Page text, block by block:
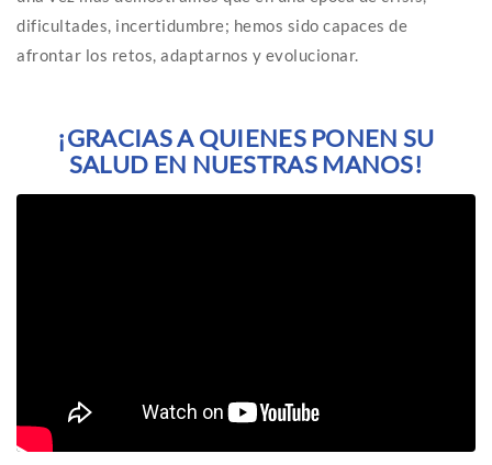
dificultades, incertidumbre; hemos sido capaces de
afrontar los retos, adaptarnos y evolucionar.
¡GRACIAS A QUIENES PONEN SU
SALUD EN NUESTRAS MANOS!